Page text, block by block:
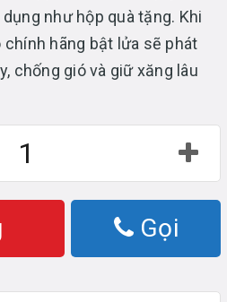
như hộp quà tặng. Khi
hãng bật lửa sẽ phát
chống gió và giữ xăng lâu
Gọi